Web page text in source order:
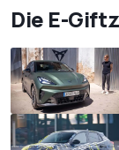
Die E-